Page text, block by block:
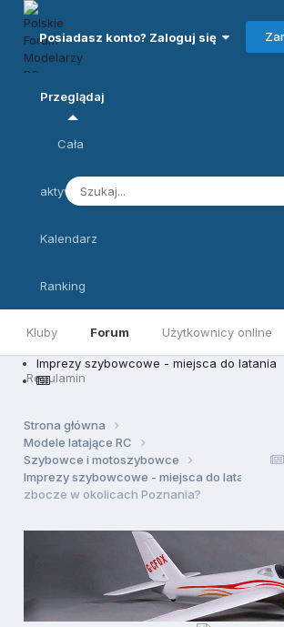
Posiadasz konto? Zaloguj się
Przeglądaj
Kluby Forum Użytkownicy online
Regulamin
Cała
aktywność
Kalendarz
Ranking
Imprezy szybowcowe - miejsca do latania
Strona główna
Modele latające RC
Szybowce i motoszybowce
Imprezy szybowcowe - miejsca do latania
zbocze w okolicach Poznania?